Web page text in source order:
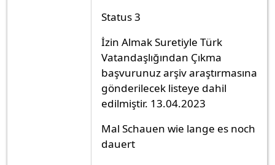
Status 3
İzin Almak Suretiyle Türk
Vatandaşlığından Çıkma
başvurunuz arşiv araştırmasına
gönderilecek listeye dahil
edilmiştir. 13.04.2023
Mal Schauen wie lange es noch
dauert